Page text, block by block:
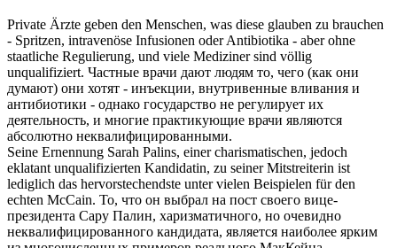
Private Ärzte geben den Menschen, was diese glauben zu brauchen
- Spritzen, intravenöse Infusionen oder Antibiotika - aber ohne
staatliche Regulierung, und viele Mediziner sind völlig
unqualifiziert. Частные врачи дают людям то, чего (как они
думают) они хотят - инъекции, внутривенные вливания и
антибиотики - однако государство не регулирует их
деятельность, и многие практикующие врачи являются
абсолютно неквалифицированными.
Seine Ernennung Sarah Palins, einer charismatischen, jedoch
eklatant unqualifizierten Kandidatin, zu seiner Mitstreiterin ist
lediglich das hervorstechendste unter vielen Beispielen für den
echten McCain. То, что он выбрал на пост своего вице-
президента Сару Палин, харизматичного, но очевидно
неквалифицированного кандидата, является наиболее ярким